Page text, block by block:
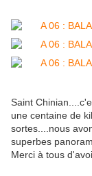
Saint
une centaine de
sortes....nous
superbes
Merci à tous